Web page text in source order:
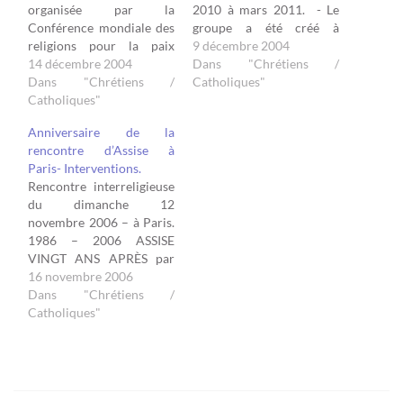
organisée par la
Conférence mondiale des
religions pour la paix
(CMRP) 27 octobre 1986
Assise – 27 octobre 2004
Lille Les religions,
groupe interreligieux de
Lille affilié à la
Conférence Mondiale des
Religions pour la Paix a
organisé…
14 décembre 2004
Dans "Chrétiens /
Catholiques"
2010 à mars 2011. - Le
groupe a été créé à
l'occasion des “Assises
Nationales
Interreligieuses” qui se
9 décembre 2004
Dans "Chrétiens /
Catholiques"
Anniversaire de la
rencontre d’Assise à
Paris- Interventions.
Rencontre interreligieuse
du dimanche 12
novembre 2006 – à Paris.
1986 – 2006 ASSISE
VINGT ANS APRÈS par
Madame Jacqueline
Rougé Je voudrais d’abord
remercier la famille
16 novembre 2006
Dans "Chrétiens /
Catholiques"